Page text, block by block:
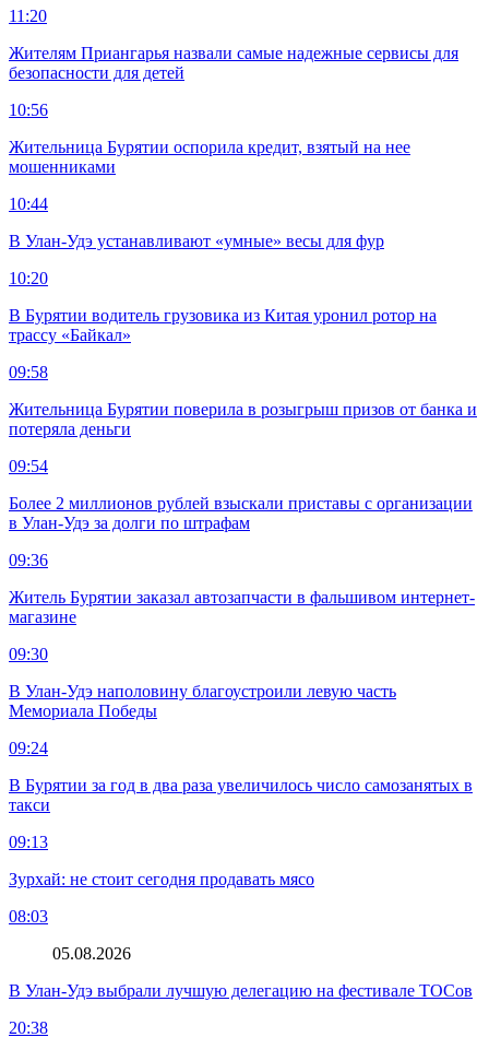
11:20
Жителям Приангарья назвали самые надежные сервисы для
безопасности для детей
10:56
Жительница Бурятии оспорила кредит, взятый на нее
мошенниками
10:44
В Улан-Удэ устанавливают «умные» весы для фур
10:20
В Бурятии водитель грузовика из Китая уронил ротор на
трассу «Байкал»
09:58
Жительница Бурятии поверила в розыгрыш призов от банка и
потеряла деньги
09:54
Более 2 миллионов рублей взыскали приставы с организации
в Улан-Удэ за долги по штрафам
09:36
Житель Бурятии заказал автозапчасти в фальшивом интернет-
магазине
09:30
В Улан-Удэ наполовину благоустроили левую часть
Мемориала Победы
09:24
В Бурятии за год в два раза увеличилось число самозанятых в
такси
09:13
Зурхай: не стоит сегодня продавать мясо
08:03
05.08.2026
В Улан-Удэ выбрали лучшую делегацию на фестивале ТОСов
20:38